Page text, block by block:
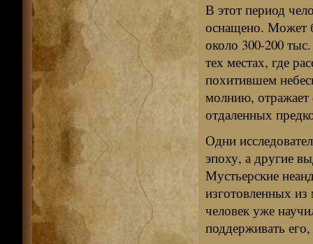
В этот период
оснащено. Может
около 300-200
тех местах, где
похитившем
молнию,
отдаленных
Одни
эпоху, а другие
Мустьерские
изготовленных
человек уже
поддерживать